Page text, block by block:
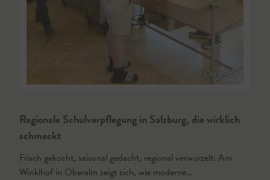
© Chris Rogl
Regionale Schulverpflegung in Salzburg, die wirklich
schmeckt
Frisch gekocht, saisonal gedacht, regional verwurzelt: Am
Winklhof in Oberalm zeigt sich, wie moderne…